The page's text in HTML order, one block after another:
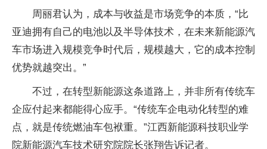
周丽君认为，成本与收益是市场竞争的本质，“比
亚迪拥有自己的电池以及半导体技术，在未来新能源汽
车市场进入规模竞争时代后，规模越大，它的成本控制
优势就越突出。”
不过，在转型新能源这条道路上，并非所有传统车
企应付起来都能得心应手。“传统车企电动化转型的难
点，就是传统燃油车包袱重。”江西新能源科技职业学
院新能源汽车技术研究院院长张翔告诉记者。